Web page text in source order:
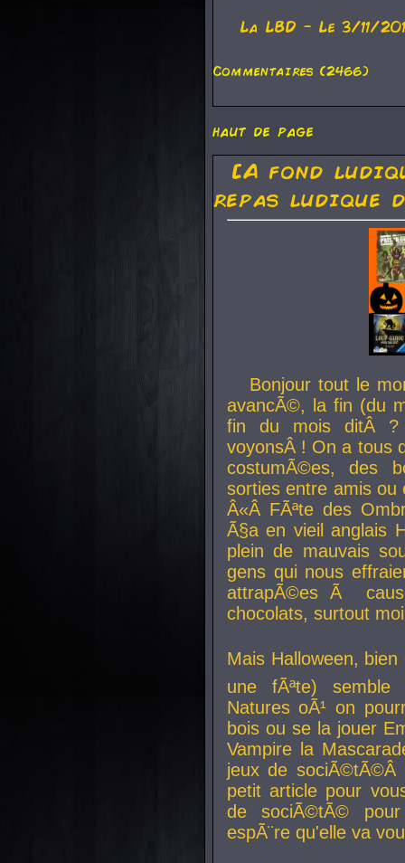
La LBD - Le 3/11/
Commentaires (2466)
haut de page
[A fond
repas ludique
Bonjour tout le
avancÃ©, la fin (du
fin du mois ditÂ ?
voyonsÂ ! On a tous
costumÃ©es, des
sorties entre amis
Â«Â FÃªte des
Ã§a en vieil anglais
plein de mauvais
gens qui nous
attrapÃ©es Ã
chocolats, surtout
Mais Halloween, bien
une fÃªte) semble
Natures oÃ¹ on
bois ou se la jouer
Vampire la
jeux de
petit article pour
de sociÃ©tÃ©
espÃ¨re qu'elle va